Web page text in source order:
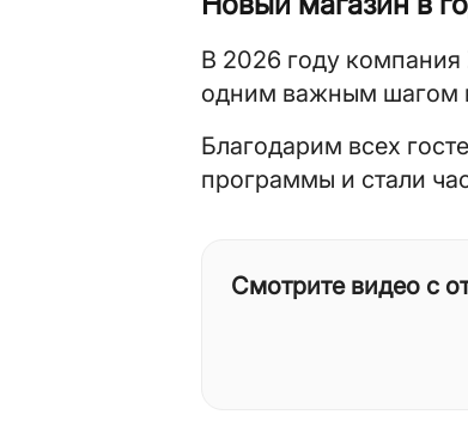
В 2026 году компания
одним важным шагом
Благодарим всех
программы и стали
Смотрите видео с